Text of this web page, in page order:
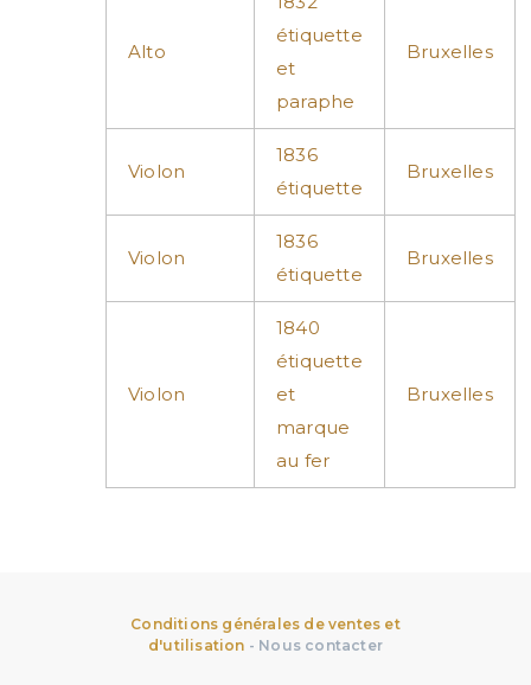
Alto
étiquette
et
paraphe
Bruxelles
Violon
1836
étiquette
Bruxelles
Violon
1836
étiquette
Bruxelles
Violon
1840
étiquette
et
marque
au fer
Bruxelles
Conditions générales de ventes et
d'utilisation - Nous contacter